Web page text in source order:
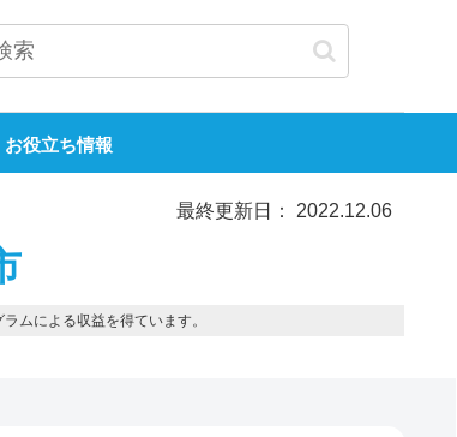
お役立ち情報
最終更新日： 2022.12.06
ムによる収益を得ています。